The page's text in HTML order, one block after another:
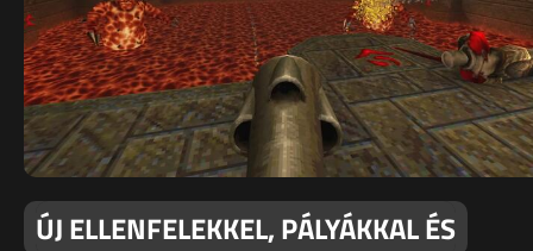
ÚJ ELLENFELEKKEL, PÁLYÁKKAL ÉS